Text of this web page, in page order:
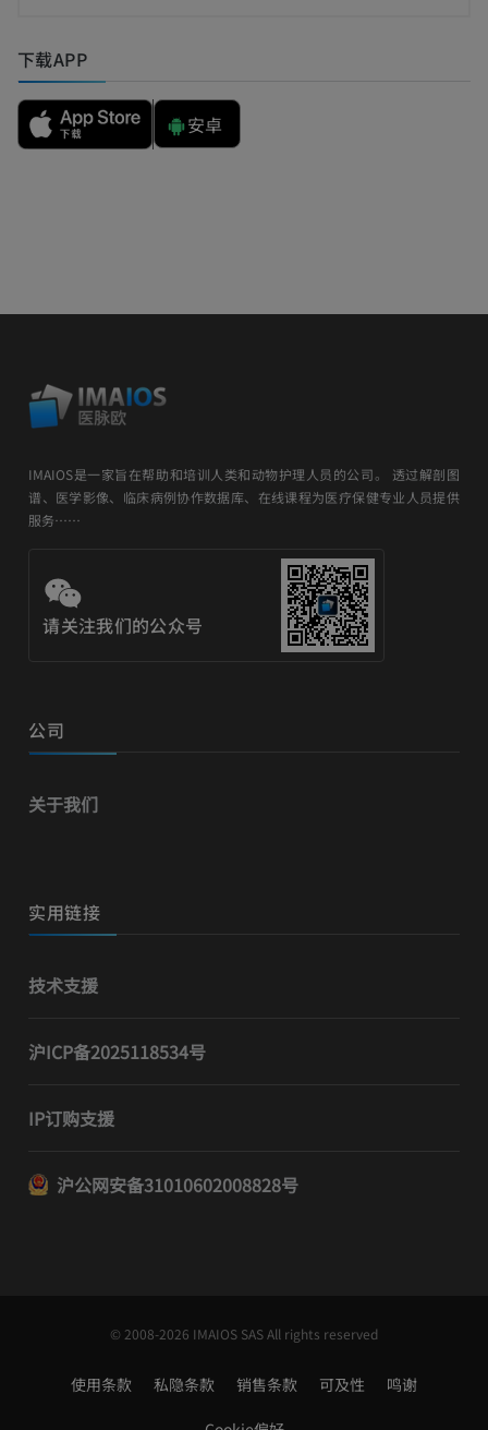
下载APP
安卓
IMAIOS是一家旨在帮助和培训人类和动物护理人员的公司。 透过解剖图
谱、医学影像、临床病例协作数据库、在线课程为医疗保健专业人员提供
服务……
请关注我们的公众号
公司
关于我们
实用链接
技术支援
沪ICP备2025118534号
IP订购支援
沪公网安备31010602008828号
© 2008-2026 IMAIOS SAS All rights reserved
使用条款 私隐条款 销售条款 可及性 鸣谢